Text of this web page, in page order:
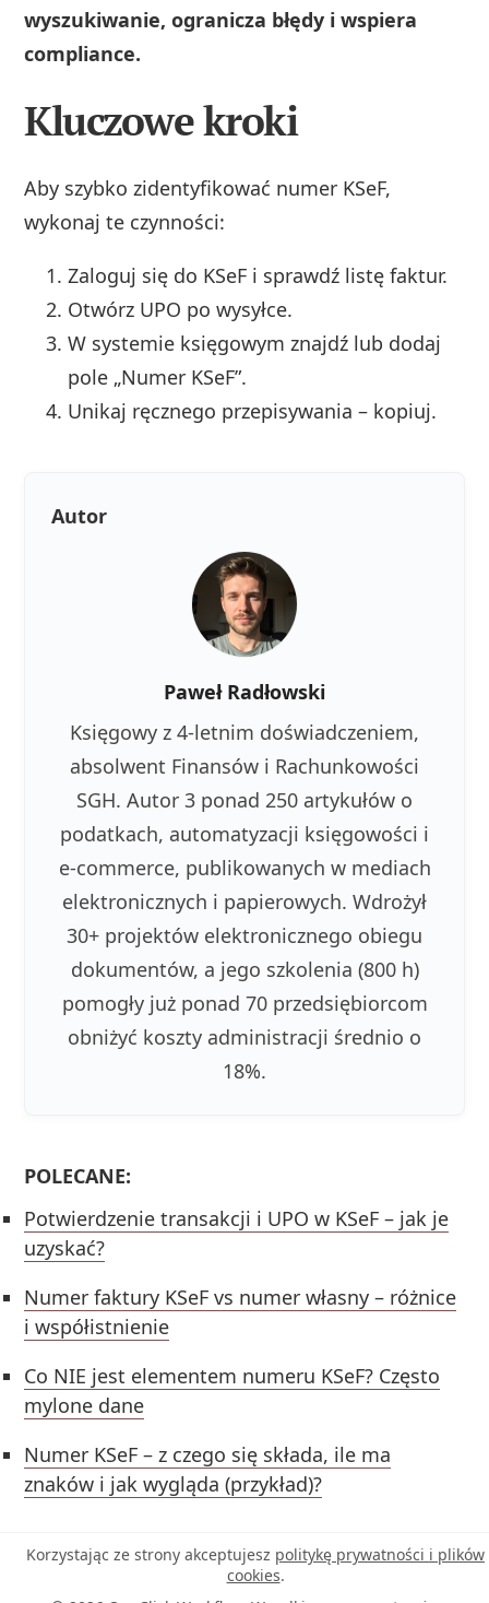
wyszukiwanie, ogranicza błędy i wspiera
compliance.
Kluczowe kroki
Aby szybko zidentyfikować numer KSeF,
wykonaj te czynności:
Zaloguj się do KSeF i sprawdź listę faktur.
Otwórz UPO po wysyłce.
W systemie księgowym znajdź lub dodaj
pole „Numer KSeF”.
Unikaj ręcznego przepisywania – kopiuj.
Autor
Paweł Radłowski
Księgowy z 4-letnim doświadczeniem,
absolwent Finansów i Rachunkowości
SGH. Autor 3 ponad 250 artykułów o
podatkach, automatyzacji księgowości i
e-commerce, publikowanych w mediach
elektronicznych i papierowych. Wdrożył
30+ projektów elektronicznego obiegu
dokumentów, a jego szkolenia (800 h)
pomogły już ponad 70 przedsiębiorcom
obniżyć koszty administracji średnio o
18%.
POLECANE:
Potwierdzenie transakcji i UPO w KSeF – jak je
uzyskać?
Numer faktury KSeF vs numer własny – różnice
i współistnienie
Co NIE jest elementem numeru KSeF? Często
mylone dane
Numer KSeF – z czego się składa, ile ma
znaków i jak wygląda (przykład)?
Korzystając ze strony akceptujesz politykę prywatności i plików
cookies.